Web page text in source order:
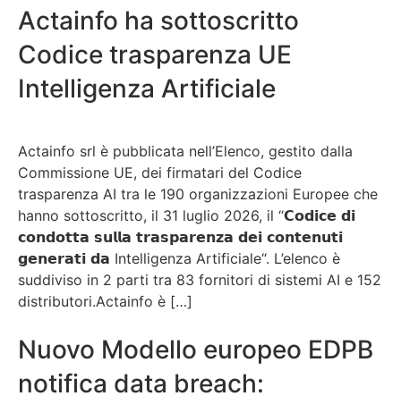
Actainfo ha sottoscritto
Codice trasparenza UE
Intelligenza Artificiale
Actainfo srl è pubblicata nell’Elenco, gestito dalla
Commissione UE, dei firmatari del Codice
trasparenza AI tra le 190 organizzazioni Europee che
hanno sottoscritto, il 31 luglio 2026, il “𝗖𝗼𝗱𝗶𝗰𝗲 𝗱𝗶
𝗰𝗼𝗻𝗱𝗼𝘁𝘁𝗮 𝘀𝘂𝗹𝗹𝗮 𝘁𝗿𝗮𝘀𝗽𝗮𝗿𝗲𝗻𝘇𝗮 𝗱𝗲𝗶 𝗰𝗼𝗻𝘁𝗲𝗻𝘂𝘁𝗶
𝗴𝗲𝗻𝗲𝗿𝗮𝘁𝗶 𝗱𝗮 Intelligenza Artificiale“. L’elenco è
suddiviso in 2 parti tra 83 fornitori di sistemi AI e 152
distributori.Actainfo è […]
Nuovo Modello europeo EDPB
notifica data breach: